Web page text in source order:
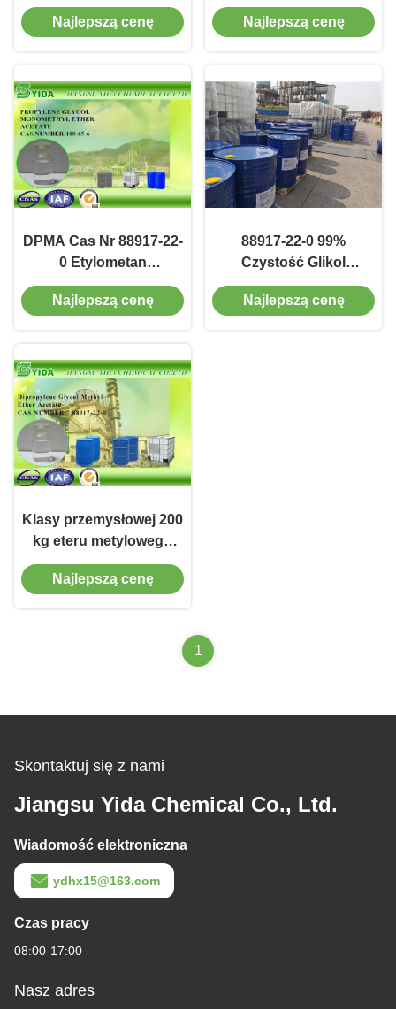
Octan monometylowy
octan Numer CAS
Najlepszą cenę
Acetat eteru
monometylowego Nr
Najlepszą cenę
DPMA Cas Nr 88917-22-
0 Etylometan
monometylowy glikolu
dipropylenowego
Najlepszą cenę
88917-22-0 99%
Czystość Glikol
dipropylenowy Eter
metyloetylowy Yida
Najlepszą cenę
Klasy przemysłowej 200
kg eteru metylowego
glikolu
dipropylenowego
Najlepszą cenę
1
Skontaktuj się z nami
Jiangsu Yida Chemical Co., Ltd.
Wiadomość elektroniczna
ydhx15@163.com
Czas pracy
08:00-17:00
Nasz adres